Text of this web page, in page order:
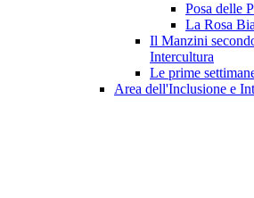
Posa delle
La Rosa
Il Manzini
Intercultura
Le prime
Area dell'Inclusione e